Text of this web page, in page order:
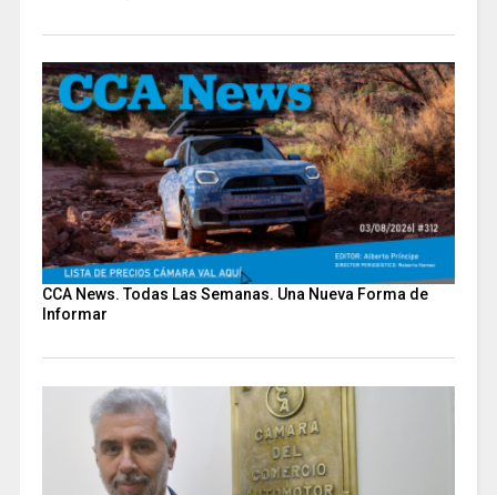
CCA News. Todas Las Semanas. Una Nueva Forma de
Informar